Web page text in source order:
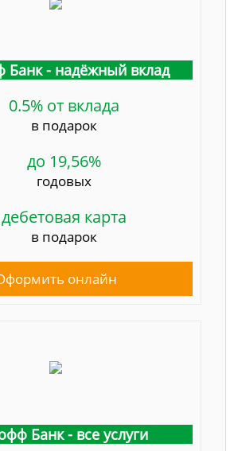
Банк - надёжный вклад
0.5% от вклада
в подарок
до 19,56%
годовых
дебетовая карта
в подарок
онлайн
Банк - все услуги